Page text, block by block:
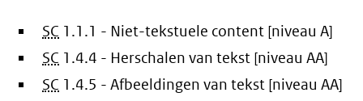
SC 1.1.1 - Niet-tekstuele content [niveau A]
SC 1.4.4 - Herschalen van tekst [niveau AA]
SC 1.4.5 - Afbeeldingen van tekst [niveau AA]